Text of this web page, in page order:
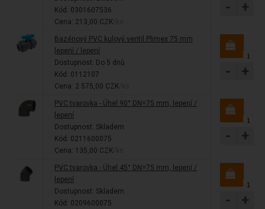
Kód: 0301607536
Cena: 213,00 CZK
- +
Bazénový PVC kulový ventil Plimex 75 mm
lepení / lepení
Dostupnost: Do 5 dnů
Kód: 0112107
Cena: 2 575,00 CZK
- +
PVC tvarovka - Úhel 90° DN=75 mm, lepení /
lepení
Dostupnost: Skladem
Kód: 0211600075
Cena: 135,00 CZK
- +
PVC tvarovka - Úhel 45° DN=75 mm, lepení /
lepení
Dostupnost: Skladem
Kód: 0209600075
- +